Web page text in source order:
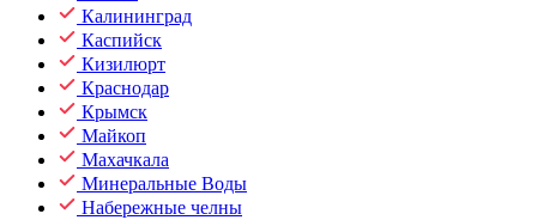
Калининград
Каспийск
Кизилюрт
Краснодар
Крымск
Майкоп
Махачкала
Минеральные Воды
Набережные челны